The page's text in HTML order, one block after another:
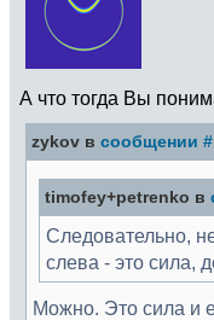
А что тогда Вы
zykov в сообщении
timofey+petrenko в
Следовательно,
слева - это сила,
Можно. Это сила и